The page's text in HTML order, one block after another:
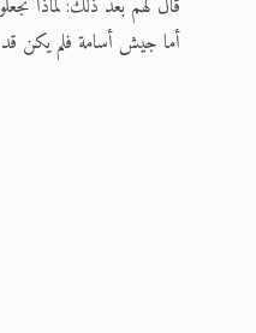
أما جيش أسامة فلم يكن قد